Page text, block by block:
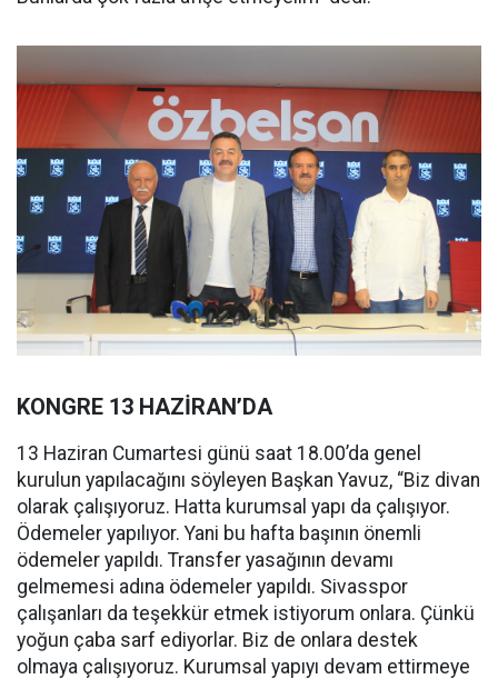
KONGRE 13 HAZİRAN’DA
13 Haziran Cumartesi günü saat 18.00’da genel
kurulun yapılacağını söyleyen Başkan Yavuz, “Biz divan
olarak çalışıyoruz. Hatta kurumsal yapı da çalışıyor.
Ödemeler yapılıyor. Yani bu hafta başının önemli
ödemeler yapıldı. Transfer yasağının devamı
gelmemesi adına ödemeler yapıldı. Sivasspor
çalışanları da teşekkür etmek istiyorum onlara. Çünkü
yoğun çaba sarf ediyorlar. Biz de onlara destek
olmaya çalışıyoruz. Kurumsal yapıyı devam ettirmeye